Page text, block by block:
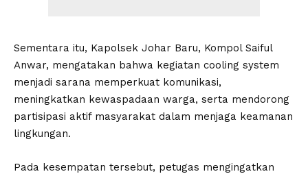
Sementara itu, Kapolsek Johar Baru, Kompol Saiful
Anwar, mengatakan bahwa kegiatan cooling system
menjadi sarana memperkuat komunikasi,
meningkatkan kewaspadaan warga, serta mendorong
partisipasi aktif masyarakat dalam menjaga keamanan
lingkungan.
Pada kesempatan tersebut, petugas mengingatkan